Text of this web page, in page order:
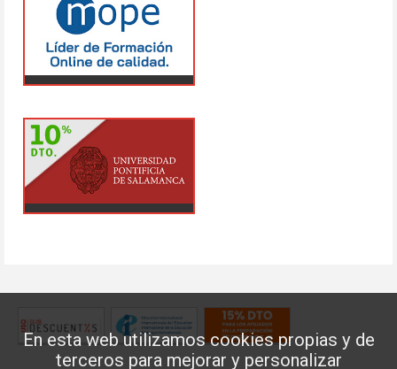
En esta web utilizamos cookies propias y de
terceros para mejorar y personalizar